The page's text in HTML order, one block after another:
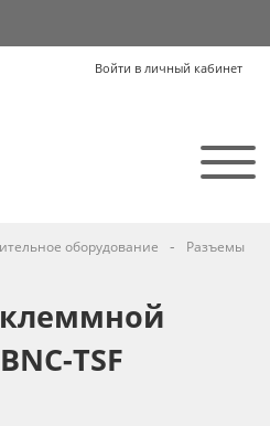
Войти в личный кабинет
оборудование - Разъемы
клеммной
TSF